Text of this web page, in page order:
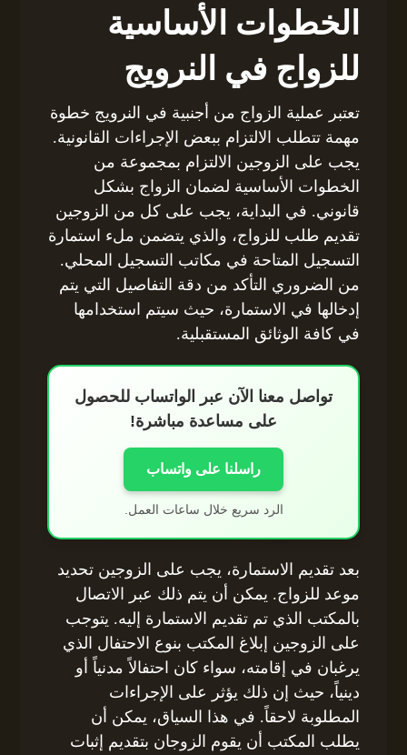
الخطوات الأساسية
للزواج في النرويج
تعتبر عملية الزواج من أجنبية في النرويج خطوة
مهمة تتطلب الالتزام ببعض الإجراءات القانونية.
يجب على الزوجين الالتزام بمجموعة من
الخطوات الأساسية لضمان الزواج بشكل
قانوني. في البداية، يجب على كل من الزوجين
تقديم طلب للزواج، والذي يتضمن ملء استمارة
التسجيل المتاحة في مكاتب التسجيل المحلي.
من الضروري التأكد من دقة التفاصيل التي يتم
إدخالها في الاستمارة، حيث سيتم استخدامها
في كافة الوثائق المستقبلية.
تواصل معنا الآن عبر الواتساب للحصول
على مساعدة مباشرة!
راسلنا على واتساب
الرد سريع خلال ساعات العمل.
بعد تقديم الاستمارة، يجب على الزوجين تحديد
موعد للزواج. يمكن أن يتم ذلك عبر الاتصال
بالمكتب الذي تم تقديم الاستمارة إليه. يتوجب
على الزوجين إبلاغ المكتب بنوع الاحتفال الذي
يرغبان في إقامته، سواء كان احتفالاً مدنياً أو
دينياً، حيث إن ذلك يؤثر على الإجراءات
المطلوبة لاحقاً. في هذا السياق، يمكن أن
يطلب المكتب أن يقوم الزوجان بتقديم إثبات